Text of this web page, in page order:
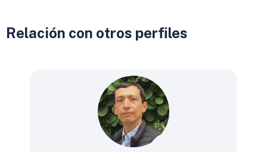
Relación con otros perfiles